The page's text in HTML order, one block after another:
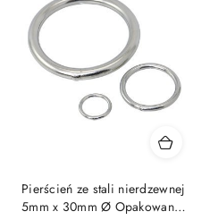
Pierścień ze stali nierdzewnej
5mm x 30mm Ø Opakowanie